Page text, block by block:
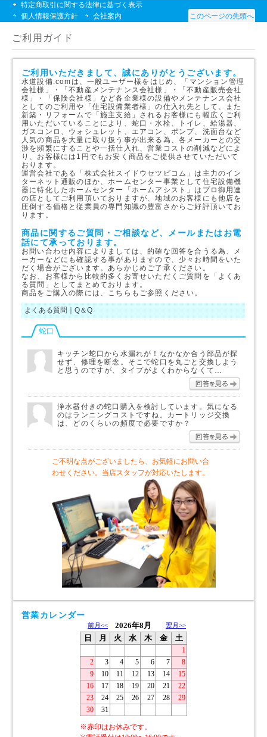
特定商取引に関する法律に基づく表示
個人情報保護方針
会社案内 このページの先頭へ
ご利用ガイド
ご利用いただきまして、誠にありがとうございます。
水道設備.comは、一般ユーザー様をはじめ、「マンション管理
会社様」・「不動産メンテナンス会社様」・「不動産販売会社
様」・「保険会社様」など各企業様の設備やメンテナンス会社
としてのご利用や「住宅設備業者様」の仕入れ先として、また
新築・リフォームで「施主支給」されるお客様にも幅広くご利
用いただいていることにより、蛇口・水栓、トイレ、給湯器、
ガスコンロ、ウォシュレット、エアコン、ポンプ、洗面台など
人気の商品を大量に取り扱う事が出来る為、各メーカーとの交
渉を頻繁にすることや一括仕入れ、営業コストの削減などによ
り、お客様には1円でもお安く商品をご提供させていただいて
おります。
運営会社である「株式会社スイドウセツビコム」は主力のイン
ターネット通販のほか、ホームセンター事業として住宅設備機
器に特化したホームセンター「ホームアシスト」はプロ御用達
の店としてご利用頂いておりますが、地域のお客様にも他店を
圧倒する価格と従業員の専門知識の豊富さからご好評頂いてお
ります。
商品に関するご質問・ご相談など、メールまたはお電
話にて承っております。
お問い合わせ内容によりましては、的確な回答を合うる為、メ
ーカーなどにも確認する事がありますので、少々お時間をいた
だく場合がございます。あらかじめご了承ください。
なお、お客様から比較的多くお寄せいただくご質問を「よくあ
る質問」としてまとめております。
商品をご購入の際には、こちらもご参照ください。
よくある質問｜Q＆Q
蛇口
キッチン蛇口から水漏れが！なかなか合う部品が探
せず、修理を断念。そこで蛇口を丸ごと交換しよう
と思うのですが、タイプがよくわからなくて…
浄水器付きの蛇口購入を検討しています。気になる
のはランニングコストですね。カートリッジ交換
は、どのくらいの頻度で必要ですか？
ご不明な点がございましたら、お気軽にお問い合
わせください。当店スタッフが対応いたします。
営業カレンダー